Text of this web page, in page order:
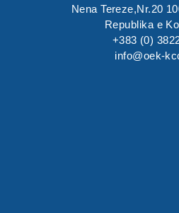
Nena Tereze,Nr.20
Republika e
+383 (0)
info@oek-